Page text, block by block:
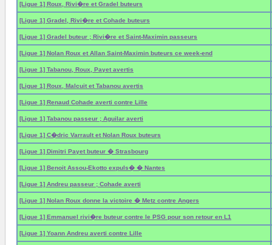
[Ligue 1] Roux, Rivi�re et Gradel buteurs
[Ligue 1] Gradel, Rivi�re et Cohade buteurs
[Ligue 1] Gradel buteur ; Rivi�re et Saint-Maximin passeurs
[Ligue 1] Nolan Roux et Allan Saint-Maximin buteurs ce week-end
[Ligue 1] Tabanou, Roux, Payet avertis
[Ligue 1] Roux, Malcuit et Tabanou avertis
[Ligue 1] Renaud Cohade averti contre Lille
[Ligue 1] Tabanou passeur ; Aguilar averti
[Ligue 1] C�dric Varrault et Nolan Roux buteurs
[Ligue 1] Dimitri Payet buteur � Strasbourg
[Ligue 1] Benoit Assou-Ekotto expuls� � Nantes
[Ligue 1] Andreu passeur ; Cohade averti
[Ligue 1] Nolan Roux donne la victoire � Metz contre Angers
[Ligue 1] Emmanuel rivi�re buteur contre le PSG pour son retour en L1
[Ligue 1] Yoann Andreu averti contre Lille